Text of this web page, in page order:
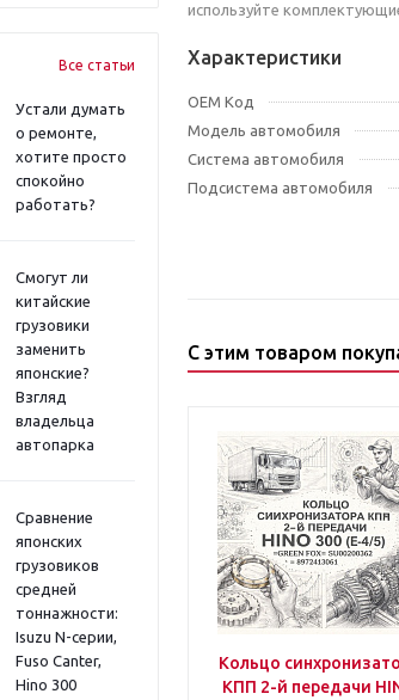
Все статьи
Устали думать
о ремонте,
хотите просто
спокойно
работать?
Смогут ли
китайские
грузовики
заменить
японские?
Взгляд
владельца
автопарка
Сравнение
японских
грузовиков
средней
тоннажности:
Isuzu N-серии,
Fuso Canter,
Hino 300
используйте
Характеристики
OEM Код
Модель автомобиля
Система автомобиля
Подсистема автомобиля
С этим товаром
Кольцо
КПП 2-й передачи